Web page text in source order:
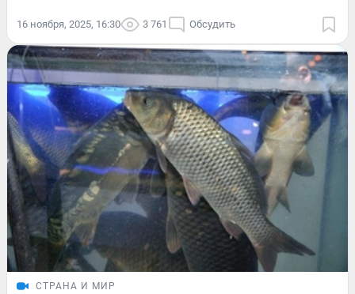
16 ноября, 2025, 16:30 3 761 Обсудить
СТРАНА И МИР